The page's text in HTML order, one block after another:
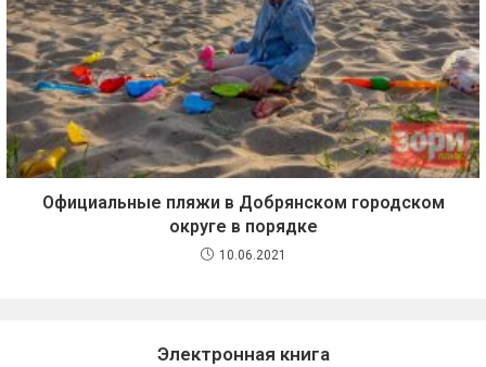
Официальные пляжи в Добрянском городском
округе в порядке
10.06.2021
Электронная книга